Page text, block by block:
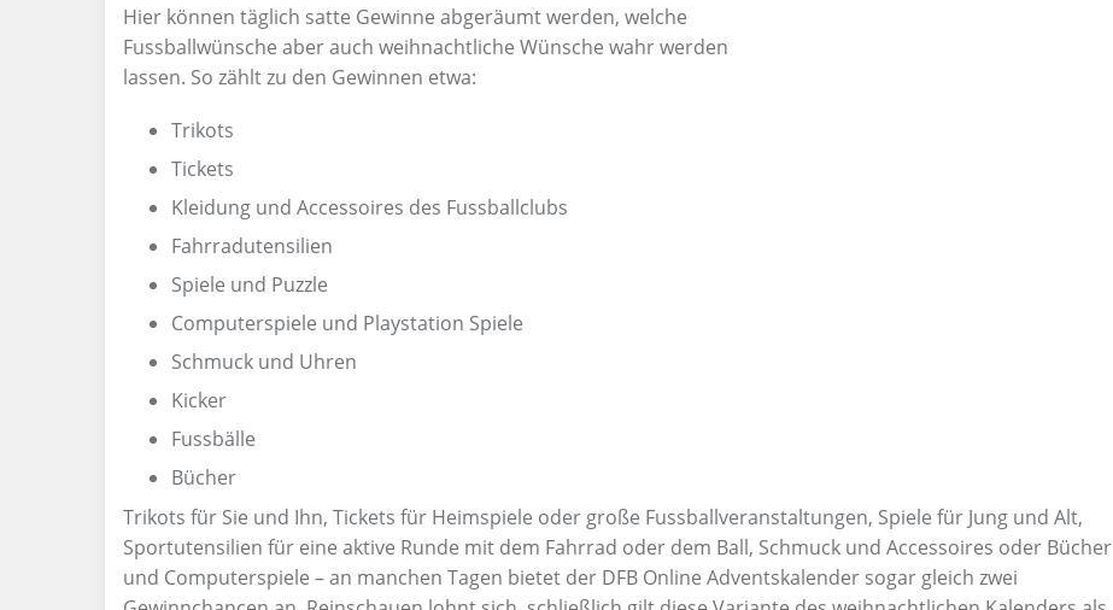
Hier können täglich satte Gewinne abgeräumt werden, welche
Fussballwünsche aber auch weihnachtliche Wünsche wahr werden
lassen. So zählt zu den Gewinnen etwa:
Trikots
Tickets
Kleidung und Accessoires des Fussballclubs
Fahrradutensilien
Spiele und Puzzle
Computerspiele und Playstation Spiele
Schmuck und Uhren
Kicker
Fussbälle
Bücher
Trikots für Sie und Ihn, Tickets für Heimspiele oder große Fussballveranstaltungen, Spiele für Jung und Alt,
Sportutensilien für eine aktive Runde mit dem Fahrrad oder dem Ball, Schmuck und Accessoires oder Bücher
und Computerspiele – an manchen Tagen bietet der DFB Online Adventskalender sogar gleich zwei